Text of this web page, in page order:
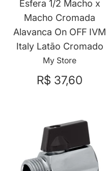
Esfera 1/2 Macho x
Macho Cromada
Alavanca On OFF IVM
Italy Latão Cromado
My Store
R$ 37,60